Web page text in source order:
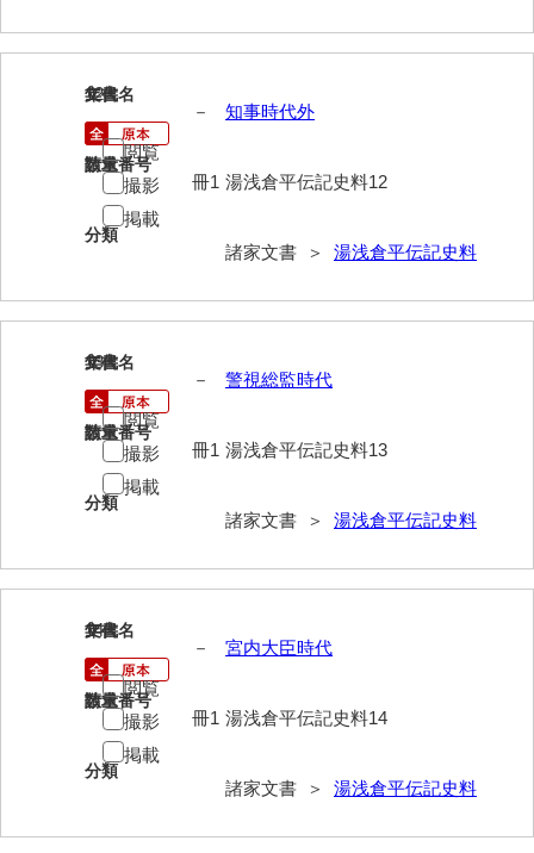
桂家文書（防府市）
桂家文書（宇部市1）
桂家文書（宇部市2）
桂家文書（下関市長府）
金津家文書
金谷家文書
上矢田井手文書
嘉村家文書
亀田家文書
河北家文書
12
文書名
知事時代外
請求番号
湯浅倉平伝記史料12
分類
諸家文書 ＞ 湯浅倉平伝記史料
年代
－
数量
冊1
閲覧
撮影
掲載
13
文書名
警視総監時代
請求番号
湯浅倉平伝記史料13
分類
諸家文書 ＞ 湯浅倉平伝記史料
年代
－
数量
冊1
閲覧
撮影
掲載
14
文書名
宮内大臣時代
請求番号
湯浅倉平伝記史料14
分類
諸家文書 ＞ 湯浅倉平伝記史料
年代
－
数量
冊1
閲覧
撮影
掲載